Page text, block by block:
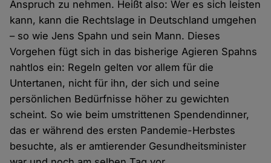
Anspruch zu nehmen. Heißt also: Wer es sich leisten
kann, kann die Rechtslage in Deutschland umgehen
– so wie Jens Spahn und sein Mann. Dieses
Vorgehen fügt sich in das bisherige Agieren Spahns
nahtlos ein: Regeln gelten vor allem für die
Untertanen, nicht für ihn, der sich und seine
persönlichen Bedürfnisse höher zu gewichten
scheint. So wie beim umstrittenen Spendendinner,
das er während des ersten Pandemie-Herbstes
besuchte, als er amtierender Gesundheitsminister